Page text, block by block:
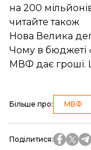
на 200
читайте також
Нова Велика
Чому в бюджеті
МВФ дає гроші.
Більше про: МВФ
Поділитися: